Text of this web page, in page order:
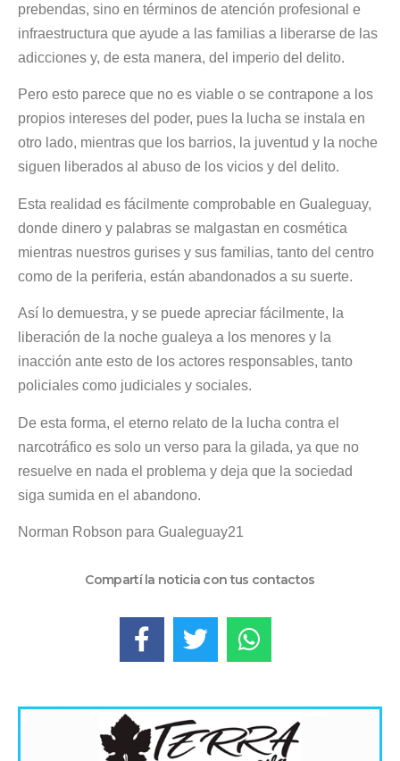
prebendas, sino en términos de atención profesional e
infraestructura que ayude a las familias a liberarse de las
adicciones y, de esta manera, del imperio del delito.
Pero esto parece que no es viable o se contrapone a los
propios intereses del poder, pues la lucha se instala en
otro lado, mientras que los barrios, la juventud y la noche
siguen liberados al abuso de los vicios y del delito.
Esta realidad es fácilmente comprobable en Gualeguay,
donde dinero y palabras se malgastan en cosmética
mientras nuestros gurises y sus familias, tanto del centro
como de la periferia, están abandonados a su suerte.
Así lo demuestra, y se puede apreciar fácilmente, la
liberación de la noche gualeya a los menores y la
inacción ante esto de los actores responsables, tanto
policiales como judiciales y sociales.
De esta forma, el eterno relato de la lucha contra el
narcotráfico es solo un verso para la gilada, ya que no
resuelve en nada el problema y deja que la sociedad
siga sumida en el abandono.
Norman Robson para Gualeguay21
Compartí la noticia con tus contactos